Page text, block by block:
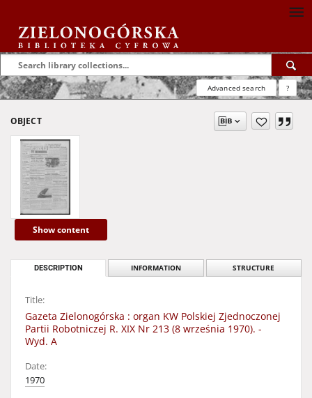
Advanced search ?
OBJECT
Show content
DESCRIPTION INFORMATION STRUCTURE
Title:
Gazeta Zielonogórska : organ KW Polskiej Zjednoczonej
Partii Robotniczej R. XIX Nr 213 (8 września 1970). -
Wyd. A
Date:
1970